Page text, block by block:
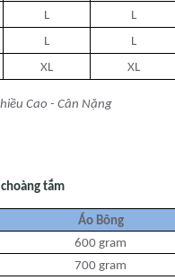
L
L
L
L
XL XL
Cao - Cân Nặng
tắm
Áo Bông
600 gram
700 gram